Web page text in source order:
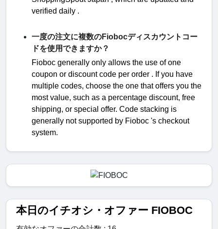
verified daily .
一度の注文に複数のFiobocディスカウントコー
ドを使用できますか？
Fioboc generally only allows the use ofone
coupon or discount code per order . If you have
multiple codes, choose the one that offers you the
most value, such as a percentage discount, free
shipping, or special offer. Code stacking is
generally not supported by Fioboc 's checkout
system.
本日のイチオシ・オファー FIOBOC